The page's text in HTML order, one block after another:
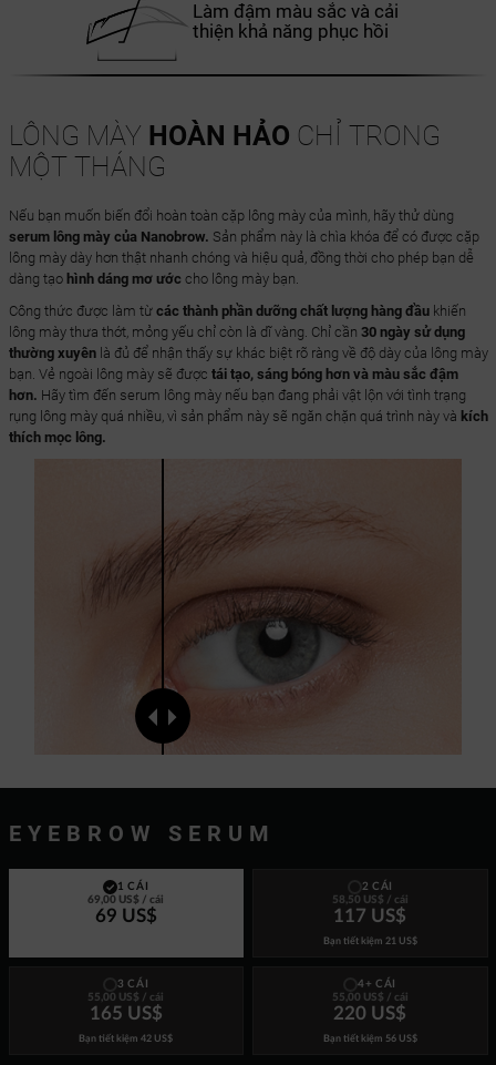
Làm đậm màu sắc và cải
thiện khả năng phục hồi
LÔNG MÀY HOÀN HẢO CHỈ TRONG
MỘT THÁNG
Nếu bạn muốn biến đổi hoàn toàn cặp lông mày của mình, hãy thử dùng
serum lông mày của Nanobrow. Sản phẩm này là chìa khóa để có được cặp
lông mày dày hơn thật nhanh chóng và hiệu quả, đồng thời cho phép bạn dễ
dàng tạo hình dáng mơ ước cho lông mày bạn.
Công thức được làm từ các thành phần dưỡng chất lượng hàng đầukhiến
lông mày thưa thớt, mỏng yếu chỉ còn là dĩ vàng. Chỉ cần 30 ngày sử dụng
thường xuyênlà đủ để nhận thấy sự khác biệt rõ ràng về độ dày của lông mày
bạn. Vẻ ngoài lông mày sẽ được tái tạo, sáng bóng hơn và màu sắc đậm
hơn. Hãy tìm đến serum lông mày nếu bạn đang phải vật lộn với tình trạng
rụng lông mày quá nhiều, vì sản phẩm này sẽ ngăn chặn quá trình này và kích
thích mọc lông.
EYEBROW SERUM
1 CÁI
69,00 US$ / cái
69 US$
2 CÁI
58,50 US$ / cái
117 US$
Bạn tiết kiệm 21 US$
3 CÁI
55,00 US$ / cái
165 US$
Bạn tiết kiệm42 US$
4+ CÁI
55,00 US$ / cái
220 US$
Bạn tiết kiệm 56 US$